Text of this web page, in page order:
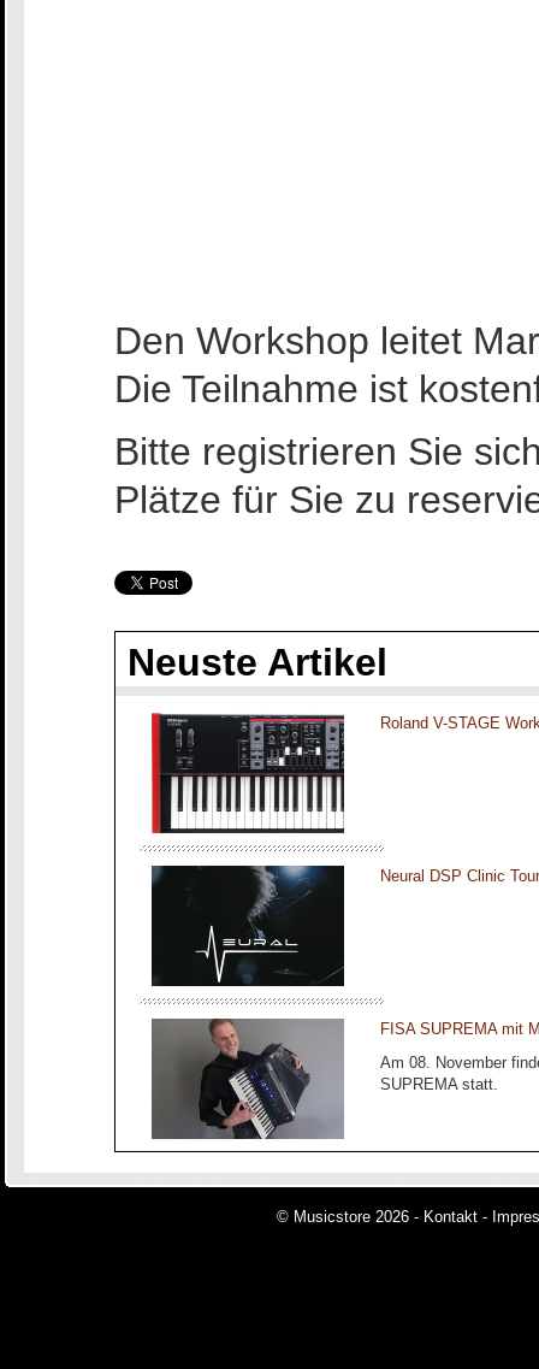
Den Workshop leitet
Die Teilnahme ist
Bitte registrieren Sie
Plätze für Sie zu
Neuste Artikel
Roland V-STAGE
Neural DSP Clinic
FISA SUPREMA mit
Am 08. November
SUPREMA statt.
© Musicstore 2026 - Kontakt -